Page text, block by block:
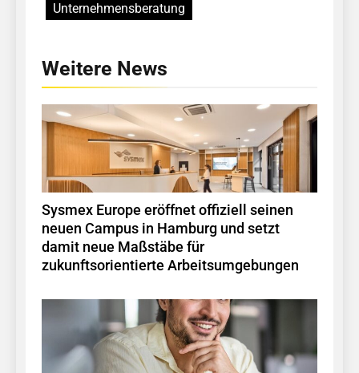
Unternehmensberatung
Weitere News
Sysmex Europe eröffnet offiziell seinen
neuen Campus in Hamburg und setzt
damit neue Maßstäbe für
zukunftsorientierte Arbeitsumgebungen